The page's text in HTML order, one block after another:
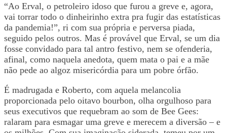
“Ao Erval, o petroleiro idoso que furou a greve e, agora,
vai torrar todo o dinheirinho extra pra fugir das estatísticas
da pandemia!”, ri com sua própria e perversa piada,
seguido pelos outros. Mas é provável que Erval, se um dia
fosse convidado para tal antro festivo, nem se ofenderia,
afinal, como naquela anedota, quem mata o pai e a mãe
não pede ao algoz misericórdia para um pobre órfão.
É madrugada e Roberto, com aquela melancolia
proporcionada pelo oitavo bourbon, olha orgulhoso para
seus executivos que requebram ao som de Bee Gees:
ralaram para esmagar uma greve e merecem a diversão – e